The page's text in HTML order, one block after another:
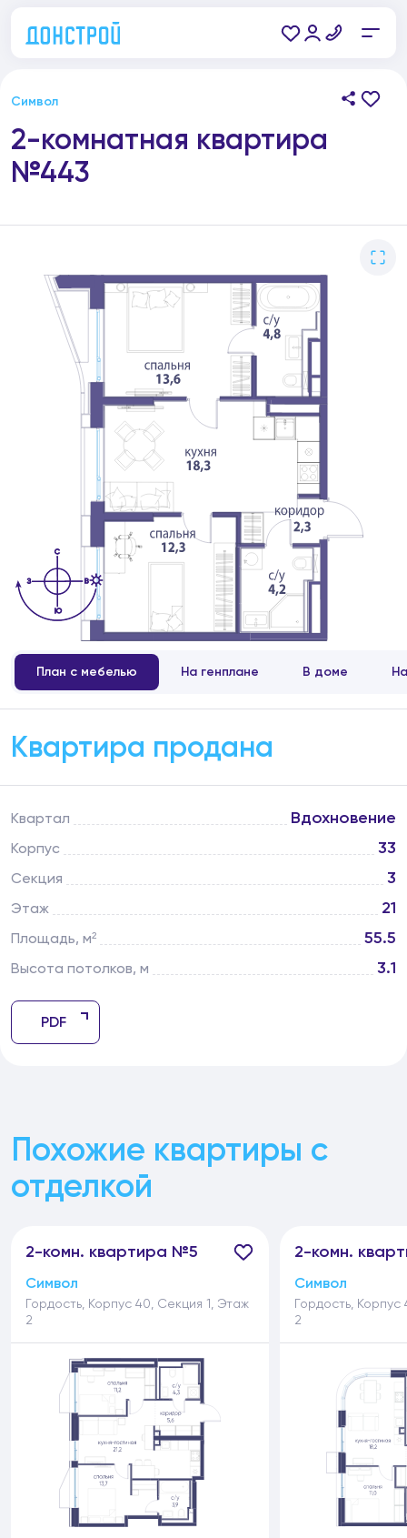
Символ
2-комнатная квартира
№443
План с мебелью На генплане В доме
Квартал Вдохновение
Корпус 33
Секция 3
Этаж 21
Площадь, м² 55.5
Высота потолков, м 3.1
PDF
Квартира продана
Похожие квартиры с
отделкой
2-комн. квартира №5
Символ
Гордость, Корпус 40, Секция 1, Этаж
2
2-комн.
Символ
Гордость,
2